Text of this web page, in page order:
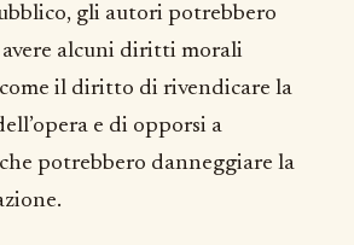
gli autori potrebbero
avere alcuni diritti morali
come il diritto di rivendicare la
e di opporsi a
potrebbero danneggiare la